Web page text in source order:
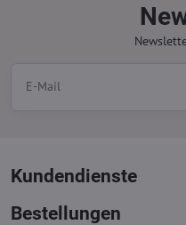
Kundendienste
Bestellungen